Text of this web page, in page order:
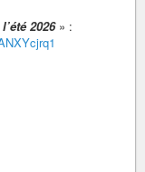
2026» :